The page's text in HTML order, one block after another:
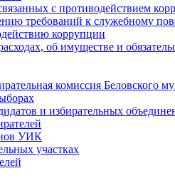
с противодействием
требований к служебному
коррупции
об имуществе и
комиссия Беловского
и избирательных
УИК
участках